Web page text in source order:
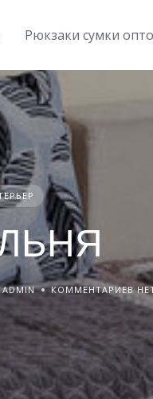
Рюкзаки сумки
КОММЕНТАРИЕВ